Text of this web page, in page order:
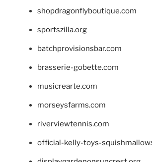
shopdragonflyboutique.com
sportszilla.org
batchprovisionsbar.com
brasserie-gobette.com
musicrearte.com
morseysfarms.com
riverviewtennis.com
official-kelly-toys-